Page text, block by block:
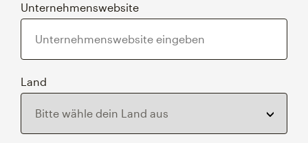
Unternehmenswebsite
Land